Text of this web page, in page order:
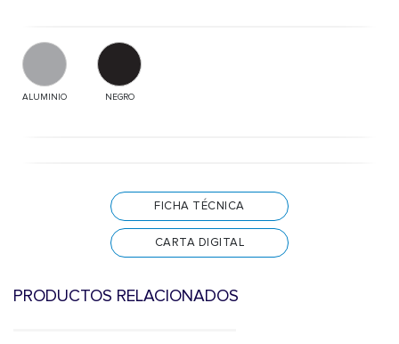
ALUMINIO NEGRO
FICHA TÉCNICA
CARTA DIGITAL
PRODUCTOS RELACIONADOS